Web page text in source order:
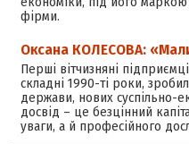
фірми.
Оксана КОЛЕСОВА:
Перші вітчизняні
складні 1990-ті роки,
держави, нових суспільно-
досвід – це безцінний
уваги, а й професійного